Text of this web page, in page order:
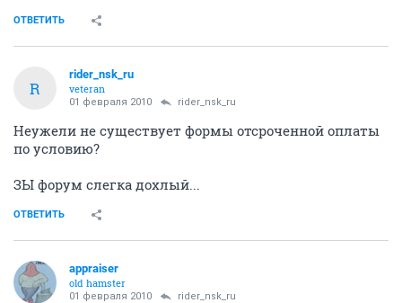
ОТВЕТИТЬ
R
rider_nsk_ru
veteran
01 февраля 2010 rider_nsk_ru
Неужели не существует формы отсроченной оплаты
по условию?
ЗЫ форум слегка дохлый...
ОТВЕТИТЬ
appraiser
old hamster
01 февраля 2010 rider_nsk_ru